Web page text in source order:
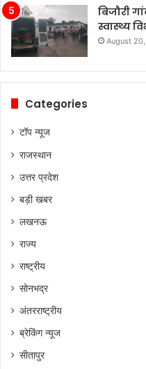
है,
जबकि
अन्य
कंपनियां
समस्याओं
सामना
बिजौरी
स्वास्थ्य
August
Categories
टॉप न्यूज
राजस्थान
उत्तर प्रदेश
बड़ी खबर
लखनऊ
राज्य
राष्ट्रीय
सोनभद्र
अंतरराष्ट्रीय
ब्रेकिंग न्यूज
सीतापुर